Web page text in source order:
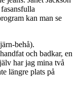
kan man se
behå).
och badkar, en
har jag mina två
längre plats på